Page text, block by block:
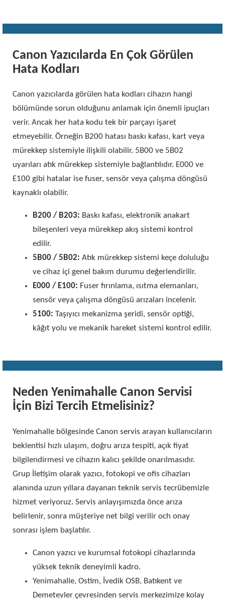
Canon Yazıcılarda En Çok Görülen
Hata Kodları
Canon yazıcılarda görülen hata kodları cihazın hangi
bölümünde sorun olduğunu anlamak için önemli ipuçları
verir. Ancak her hata kodu tek bir parçayı işaret
etmeyebilir. Örneğin B200 hatası baskı kafası, kart veya
mürekkep sistemiyle ilişkili olabilir. 5B00 ve 5B02
uyarıları atık mürekkep sistemiyle bağlantılıdır. E000 ve
E100 gibi hatalar ise fuser, sensör veya çalışma döngüsü
kaynaklı olabilir.
B200 / B203: Baskı kafası, elektronik anakart
bileşenleri veya mürekkep akış sistemi kontrol
edilir.
5B00 / 5B02: Atık mürekkep sistemi keçe doluluğu
ve cihaz içi genel bakım durumu değerlendirilir.
E000 / E100: Fuser fırınlama, ısıtma elemanları,
sensör veya çalışma döngüsü arızaları incelenir.
5100: Taşıyıcı mekanizma şeridi, sensör optiği,
kâğıt yolu ve mekanik hareket sistemi kontrol edilir.
Neden Yenimahalle Canon Servisi
İçin Bizi Tercih Etmelisiniz?
Yenimahalle bölgesinde Canon servis arayan kullanıcıların
beklentisi hızlı ulaşım, doğru arıza tespiti, açık fiyat
bilgilendirmesi ve cihazın kalıcı şekilde onarılmasıdır.
Grup İletişim olarak yazıcı, fotokopi ve ofis cihazları
alanında uzun yıllara dayanan teknik servis tecrübemizle
hizmet veriyoruz. Servis anlayışımızda önce arıza
belirlenir, sonra müşteriye net bilgi verilir och onay
sonrası işlem başlatılır.
Canon yazıcı ve kurumsal fotokopi cihazlarında
yüksek teknik deneyimli kadro.
Yenimahalle, Ostim, İvedik OSB, Batıkent ve
Demetevler çevresinden servis merkezimize kolay